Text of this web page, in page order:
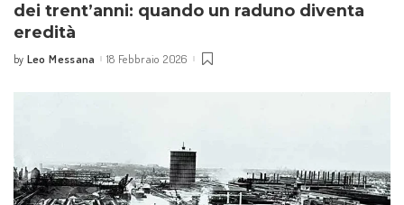
dei trent’anni: quando un raduno diventa
eredità
Posted
by Leo Messana 18 Febbraio 2026